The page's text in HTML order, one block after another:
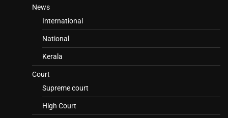
News
International
National
Kerala
Court
Supreme court
High Court